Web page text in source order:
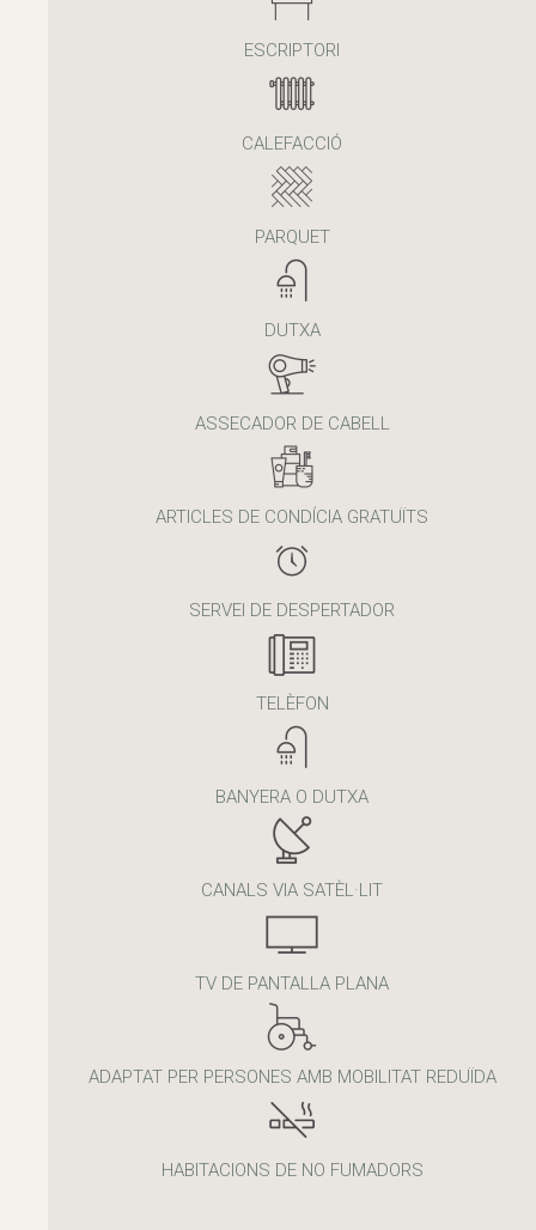
ESCRIPTORI
CALEFACCIÓ
PARQUET
DUTXA
ASSECADOR DE CABELL
ARTICLES DE CONDÍCIA GRATUÏTS
SERVEI DE DESPERTADOR
TELÈFON
BANYERA O DUTXA
CANALS VIA SATÈL·LIT
TV DE PANTALLA PLANA
ADAPTAT PER PERSONES AMB MOBILITAT REDUÏDA
HABITACIONS DE NO FUMADORS